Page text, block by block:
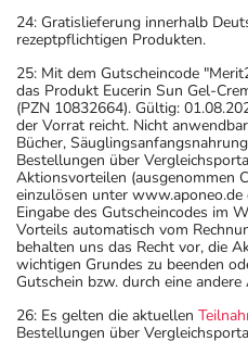
24: Gratislieferung innerhalb
rezeptpflichtigen Produkten.
25: Mit dem Gutscheincode
das Produkt Eucerin Sun Gel-
(PZN 10832664). Gültig:
der Vorrat reicht. Nicht
Bücher,
Bestellungen über
Aktionsvorteilen (ausgenommen
einzulösen unter
Eingabe des Gutscheincodes im
Vorteils automatisch vom
behalten uns das Recht vor, die
wichtigen Grundes zu beenden
Gutschein bzw. durch eine
26: Es gelten die aktuellen
Bestellungen über